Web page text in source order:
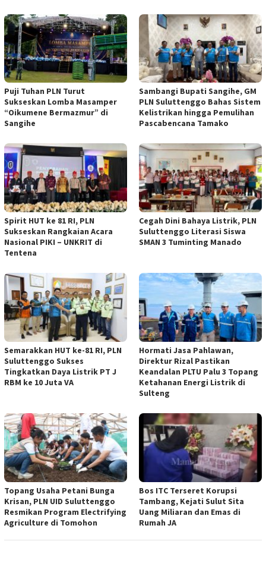
Puji Tuhan PLN Turut
Sukseskan Lomba Masamper
“Oikumene Bermazmur” di
Sangihe
Sambangi Bupati Sangihe, GM
PLN Suluttenggo Bahas Sistem
Kelistrikan hingga Pemulihan
Pascabencana Tamako
Spirit HUT ke 81 RI, PLN
Sukseskan Rangkaian Acara
Nasional PIKI – UNKRIT di
Tentena
Cegah Dini Bahaya Listrik, PLN
Suluttenggo Literasi Siswa
SMAN 3 Tuminting Manado
Semarakkan HUT ke-81 RI, PLN
Suluttenggo Sukses
Tingkatkan Daya Listrik PT J
RBM ke 10 Juta VA
Hormati Jasa Pahlawan,
Direktur Rizal Pastikan
Keandalan PLTU Palu 3 Topang
Ketahanan Energi Listrik di
Sulteng
Topang Usaha Petani Bunga
Krisan, PLN UID Suluttenggo
Resmikan Program Electrifying
Agriculture di Tomohon
Bos ITC Terseret Korupsi
Tambang, Kejati Sulut Sita
Uang Miliaran dan Emas di
Rumah JA